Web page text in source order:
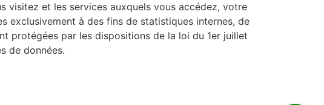
visitez et les services auxquels vous accédez, votre
exclusivement à des fins de statistiques internes, de
protégées par les dispositions de la loi du 1er juillet
de données.